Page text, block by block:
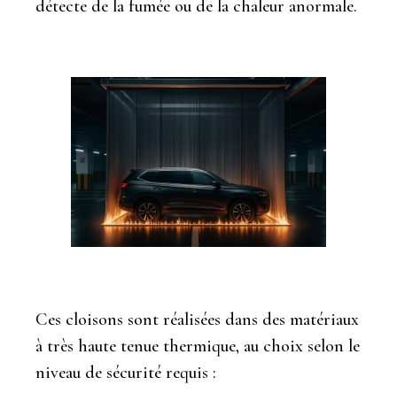
détecte de la fumée ou de la chaleur anormale.
Ces cloisons sont réalisées dans des matériaux
à très haute tenue thermique, au choix selon le
niveau de sécurité requis :